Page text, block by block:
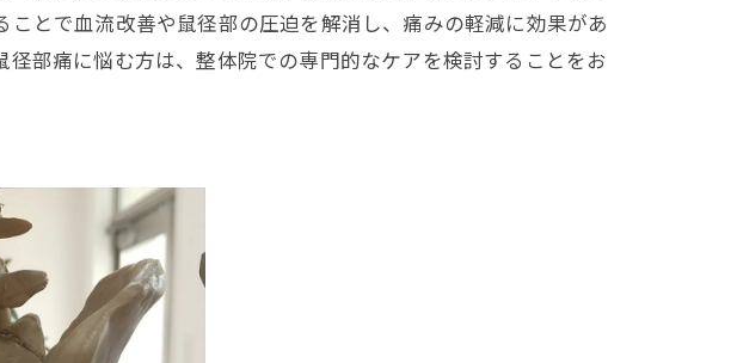
とで血流改善や鼠径部の圧迫を解消し、痛みの軽減に効果があ
部痛に悩む方は、整体院での専門的なケアを検討することをお